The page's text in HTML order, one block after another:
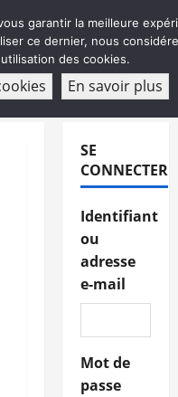
ABONNEMENT
SE
CONNECTER
Identifiant
ou
adresse
e-mail
Mot de
passe
garantir la meilleure
ce dernier, nous
des cookies.
En savoir plus